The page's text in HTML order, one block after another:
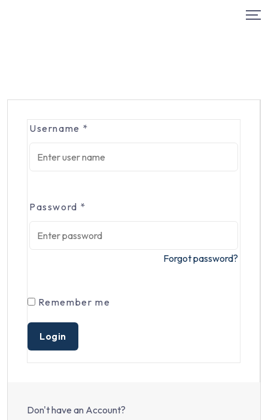
Username *
Password *
Forgot password?
Remember me
Don't have an Account?